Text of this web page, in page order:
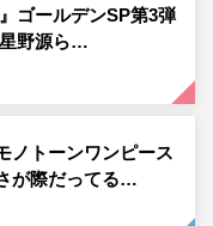
、この自撮りを. リ
くないのですが急い
メントとともに、制
ぃぃ！！！まだまだ
！可愛くて最高の自
』ゴールデンSP第3弾
野源ら…
ノトーンワンピース
が際だってる…